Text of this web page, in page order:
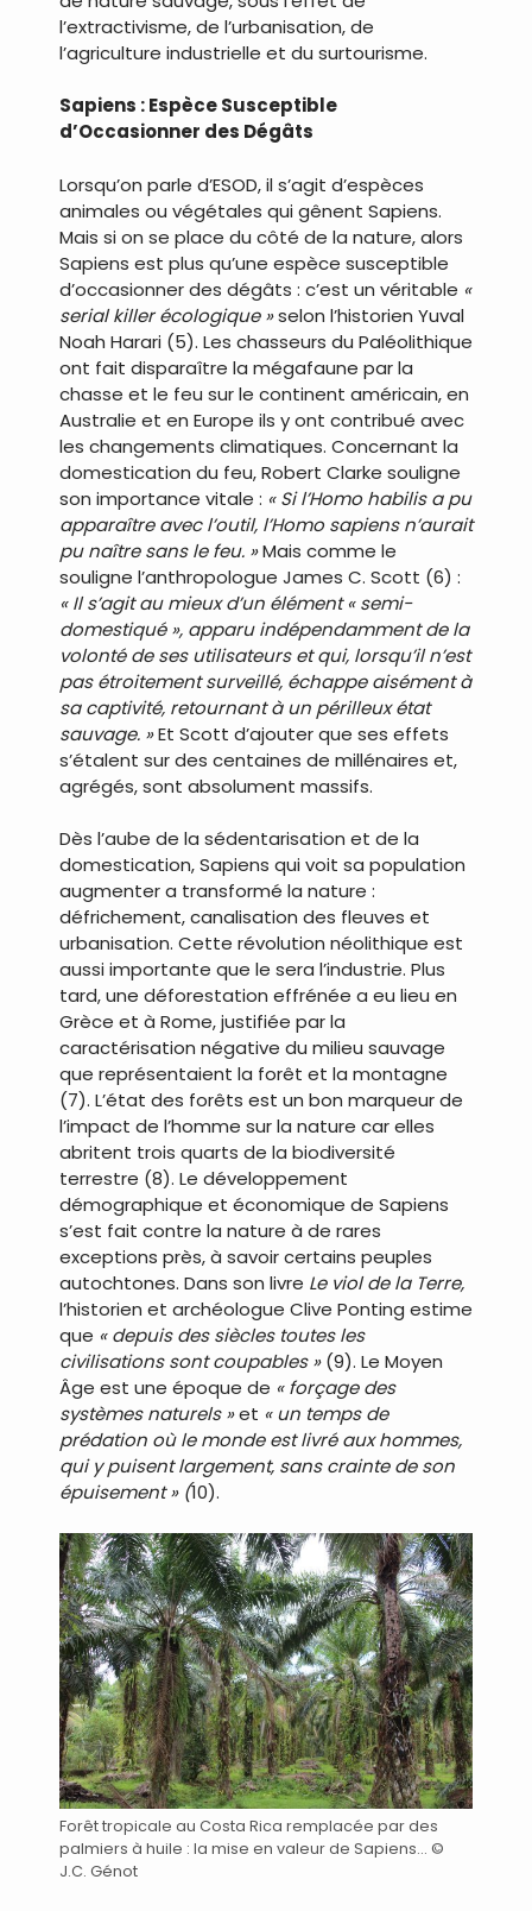
l’extractivisme, de l’urbanisation, de
l’agriculture industrielle et du surtourisme.
Sapiens : Espèce Susceptible
d’Occasionner des Dégâts
Lorsqu’on parle d’ESOD, il s’agit d’espèces
animales ou végétales qui gênent Sapiens.
Mais si on se place du côté de la nature, alors
Sapiens est plus qu’une espèce susceptible
d’occasionner des dégâts : c’est un véritable «
serial killer écologique »selon l’historien Yuval
Noah Harari (5). Les chasseurs du Paléolithique
ont fait disparaître la mégafaune par la
chasse et le feu sur le continent américain, en
Australie et en Europe ils y ont contribué avec
les changements climatiques. Concernant la
domestication du feu, Robert Clarke souligne
son importance vitale : « Si l’Homo habilis a pu
apparaître avec l’outil, l’Homo sapiens n’aurait
pu naître sans le feu. »Mais comme le
souligne l’anthropologue James C. Scott (6) :
« Il s’agit au mieux d’un élément « semi-
domestiqué », apparu indépendamment de la
volonté de ses utilisateurs et qui, lorsqu’il n’est
pas étroitement surveillé, échappe aisément à
sa captivité, retournant à un périlleux état
sauvage. »Et Scott d’ajouter que ses effets
s’étalent sur des centaines de millénaires et,
agrégés, sont absolument massifs.
Dès l’aube de la sédentarisation et de la
domestication, Sapiens qui voit sa population
augmenter a transformé la nature :
défrichement, canalisation des fleuves et
urbanisation. Cette révolution néolithique est
aussi importante que le sera l’industrie. Plus
tard, une déforestation effrénée a eu lieu en
Grèce et à Rome, justifiée par la
caractérisation négative du milieu sauvage
que représentaient la forêt et la montagne
(7). L’état des forêts est un bon marqueur de
l’impact de l’homme sur la nature car elles
abritent trois quarts de la biodiversité
terrestre (8). Le développement
démographique et économique de Sapiens
s’est fait contre la nature à de rares
exceptions près, à savoir certains peuples
autochtones. Dans son livre Le viol de la Terre,
l’historien et archéologue Clive Ponting estime
que « depuis des siècles toutes les
civilisations sont coupables »(9). Le Moyen
Âge est une époque de « forçage des
systèmes naturels »et « un temps de
prédation où le monde est livré aux hommes,
qui y puisent largement, sans crainte de son
épuisement » (10).
Forêt tropicale au Costa Rica remplacée par des
palmiers à huile : la mise en valeur de Sapiens… ©
J.C. Génot